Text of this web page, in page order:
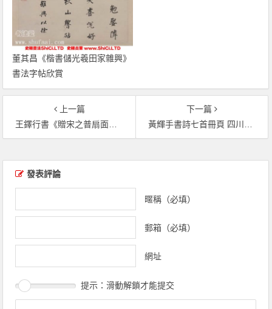
董其昌《楷書儲光羲田家雜興》
書法字帖欣賞
上一篇
王鐸行書《贈宋之普扇面八幀》（共8張圖片）
下一篇
黃輝手書詩七首冊頁 四川省博物館藏（共12張圖片）
發表評論
暱稱（必填）
郵箱（必填）
網址
提示：滑動解鎖才能提交